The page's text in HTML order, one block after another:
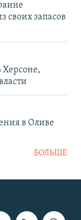
своих запасов
Херсоне,
в Оливе
БОЛЬШЕ